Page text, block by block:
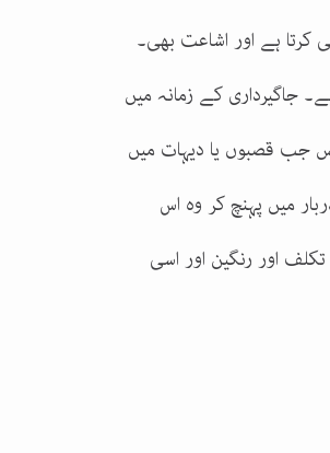
ہے اور اشاعت بھی۔
جاگیرداری کے زمانہ میں
جب قصبوں یا دیہات میں
میں پہنچ کر وہ اس
اور رنگین اور اسی